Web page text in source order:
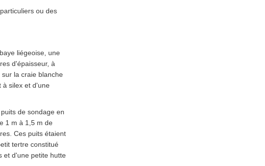
ou des
liégeoise, une
d'épaisseur, à
la craie blanche
à silex et d'une
de sondage en
1 m à 1,5 m de
Ces puits étaient
tertre constitué
et d'une petite hutte